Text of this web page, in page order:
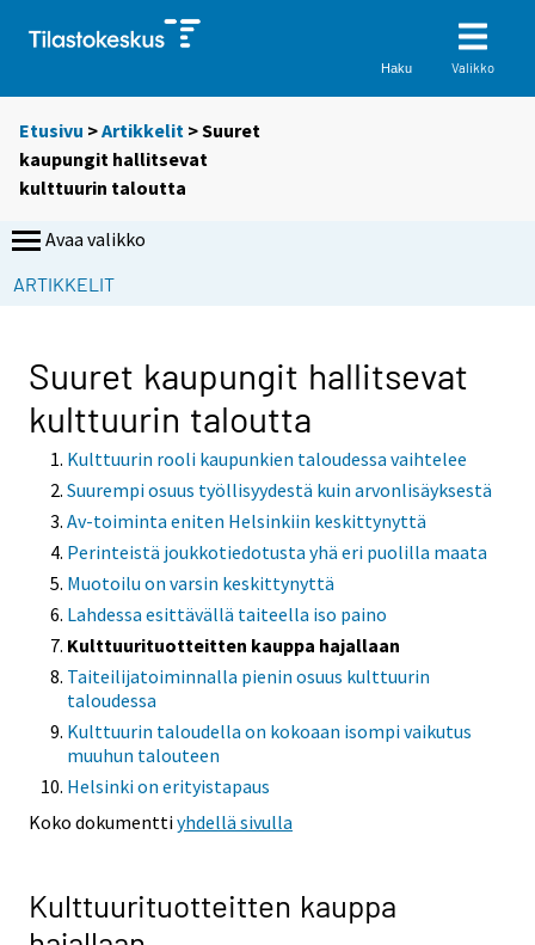
Haku Valikko
Etusivu >Artikkelit > Suuret
kaupungit hallitsevat
kulttuurin taloutta
Avaa valikko
ARTIKKELIT
Suuret kaupungit hallitsevat
kulttuurin taloutta
Kulttuurin rooli kaupunkien taloudessa vaihtelee
Suurempi osuus työllisyydestä kuin arvonlisäyksestä
Av-toiminta eniten Helsinkiin keskittynyttä
Perinteistä joukkotiedotusta yhä eri puolilla maata
Muotoilu on varsin keskittynyttä
Lahdessa esittävällä taiteella iso paino
Kulttuurituotteitten kauppa hajallaan
Taiteilijatoiminnalla pienin osuus kulttuurin
taloudessa
Kulttuurin taloudella on kokoaan isompi vaikutus
muuhun talouteen
Helsinki on erityistapaus
Koko dokumenttiyhdellä sivulla
Kulttuurituotteitten kauppa